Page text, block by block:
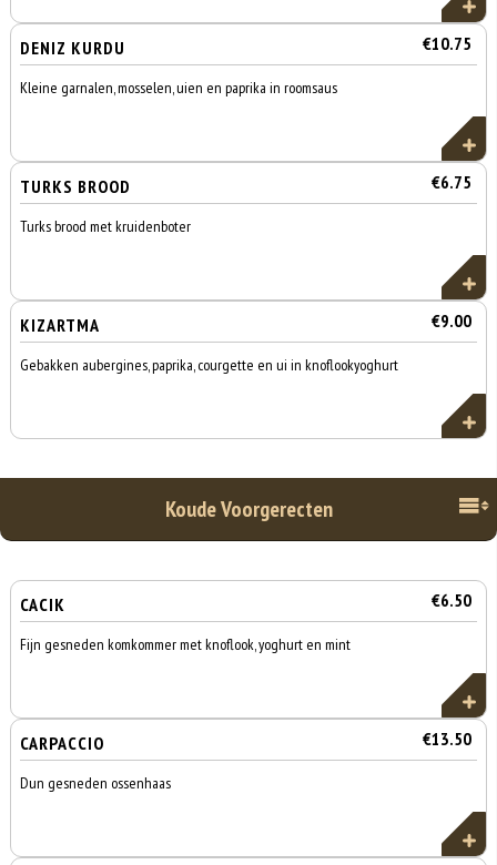
DENIZ KURDU €10.75
Kleine garnalen, mosselen, uien en paprika in roomsaus
TURKS BROOD €6.75
Turks brood met kruidenboter
KIZARTMA €9.00
Gebakken aubergines, paprika, courgette en ui in knoflookyoghurt
Koude Voorgerecten
CACIK €6.50
Fijn gesneden komkommer met knoflook, yoghurt en mint
CARPACCIO €13.50
Dun gesneden ossenhaas